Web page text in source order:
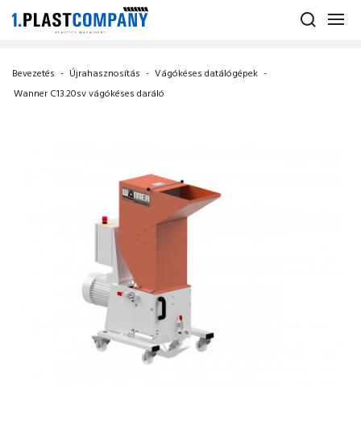
Bevezetés - Újrahasznosítás - Vágókéses datálógépek -
Wanner C13.20sv vágókéses daráló